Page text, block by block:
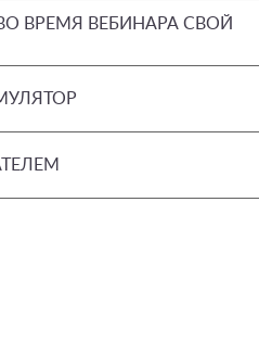
ВРЕМЯ ВЕБИНАРА СВОЙ